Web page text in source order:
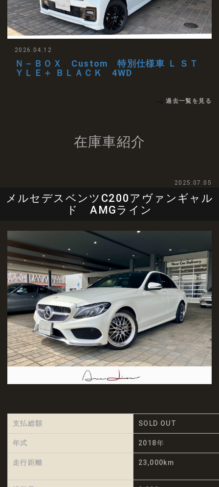
Ｎ－ＢＯＸ Custom 特別仕様車 Ｌ ＳＴ
ＹＬＥ＋ ＢＬＡＣＫ 4WD
2026.04.12
過去一覧を見る
在庫車紹介
2025.07.05
メルセデスベンツC200アヴァンギャル
ド AMGライン
支払総額 SOLD OUT
年式 2018年
走行距離 23,000km